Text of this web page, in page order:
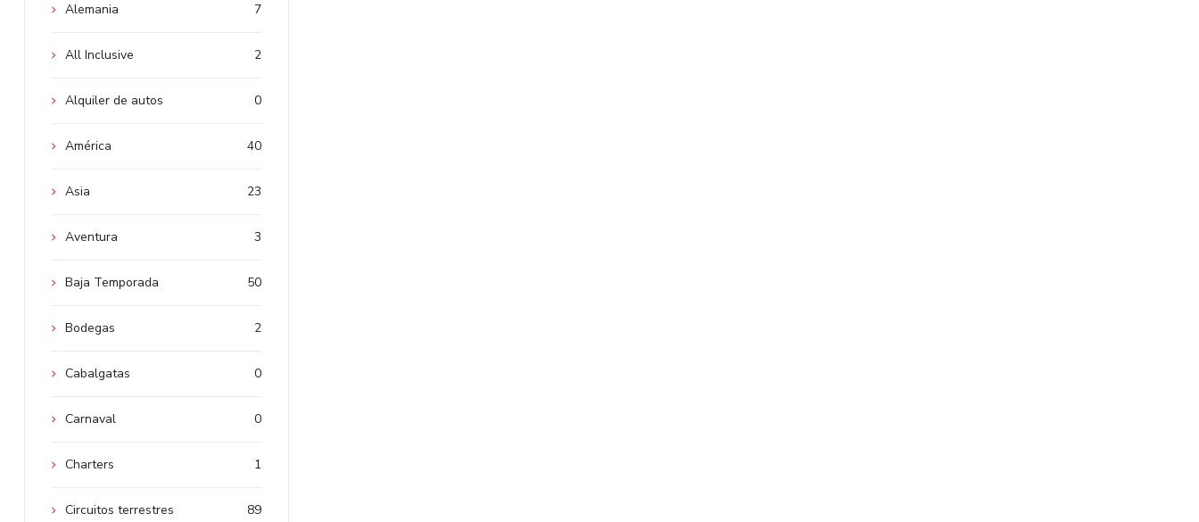
7
Alemania
2
All Inclusive
0
Alquiler de autos
40
América
23
Asia
3
Aventura
50
Baja Temporada
2
Bodegas
0
Cabalgatas
0
Carnaval
1
Charters
89
Circuitos terrestres